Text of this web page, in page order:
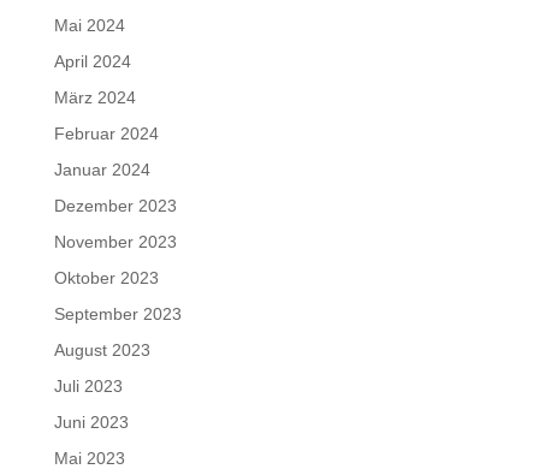
Mai 2024
April 2024
März 2024
Februar 2024
Januar 2024
Dezember 2023
November 2023
Oktober 2023
September 2023
August 2023
Juli 2023
Juni 2023
Mai 2023